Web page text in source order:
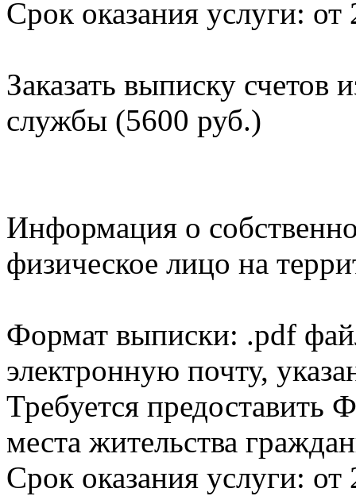
Срок оказания услуги: от
Заказать выписку счетов
службы (5600 руб.)
Информация о
физическое лицо на
Формат выписки: .pdf
электронную почту,
Требуется
места жительства
Срок оказания услуги: от